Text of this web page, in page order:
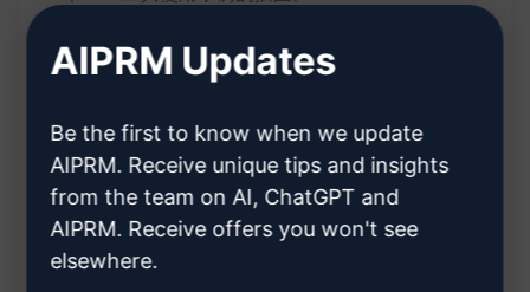
好处：
帮助您优化网站以获得更高的搜索引擎排名和更多
的有针对性流量
图表和图片示例使复杂SEO概念易于理解
AIPRM Updates
Be the first to know when we update
AIPRM. Receive unique tips and insights
from the team on AI, ChatGPT and
AIPRM. Receive offers you won't see
elsewhere.